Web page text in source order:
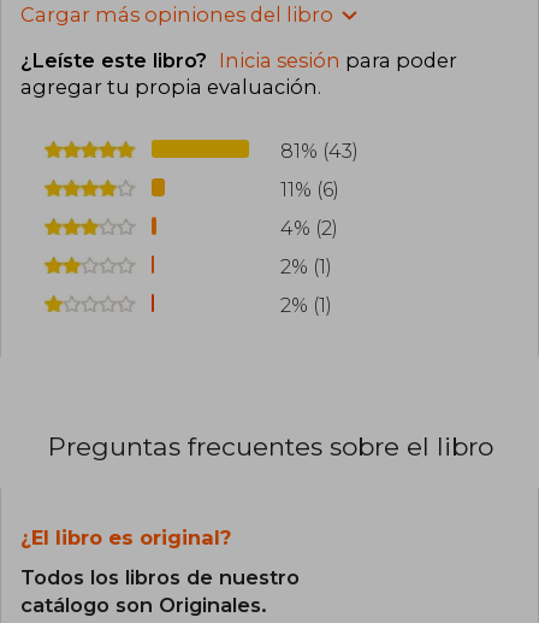
Cargar más opiniones del libro
¿Leíste este libro? Inicia sesión para poder
agregar tu propia evaluación.
81% (43)
11% (6)
4% (2)
2% (1)
2% (1)
Preguntas frecuentes sobre el libro
¿El libro es original?
Todos los libros de nuestro
catálogo son Originales.